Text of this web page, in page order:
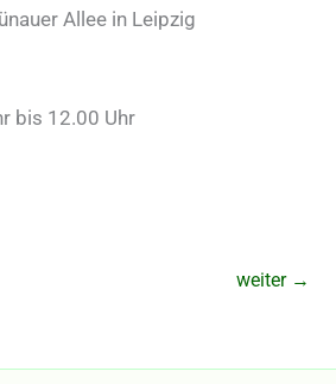
Allee in Leipzig
bis 12.00 Uhr
weiter →